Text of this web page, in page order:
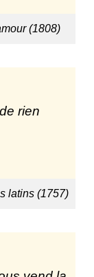
(1808)
rien
latins (1757)